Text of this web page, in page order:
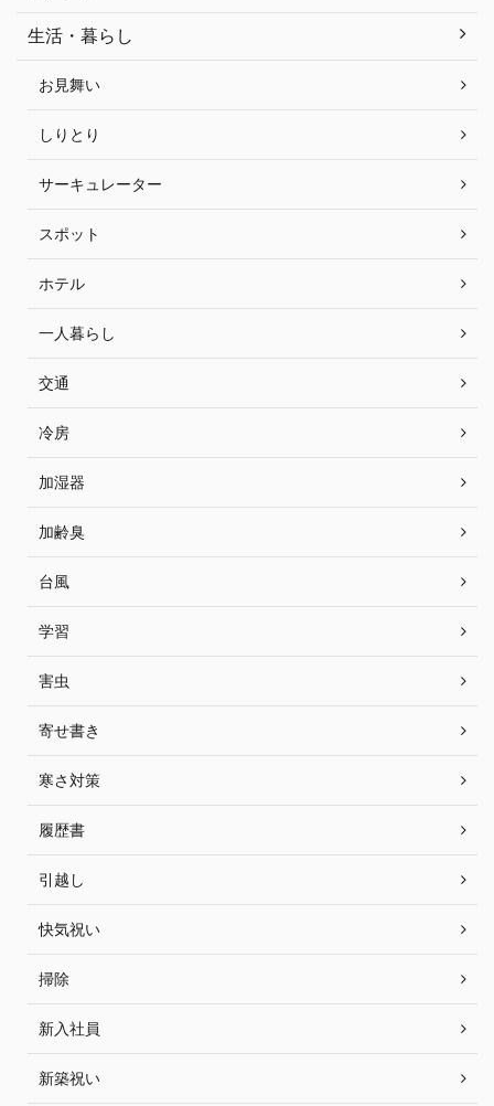
生活・暮らし
お見舞い
しりとり
サーキュレーター
スポット
ホテル
一人暮らし
交通
冷房
加湿器
加齢臭
台風
学習
害虫
寄せ書き
寒さ対策
履歴書
引越し
快気祝い
掃除
新入社員
新築祝い